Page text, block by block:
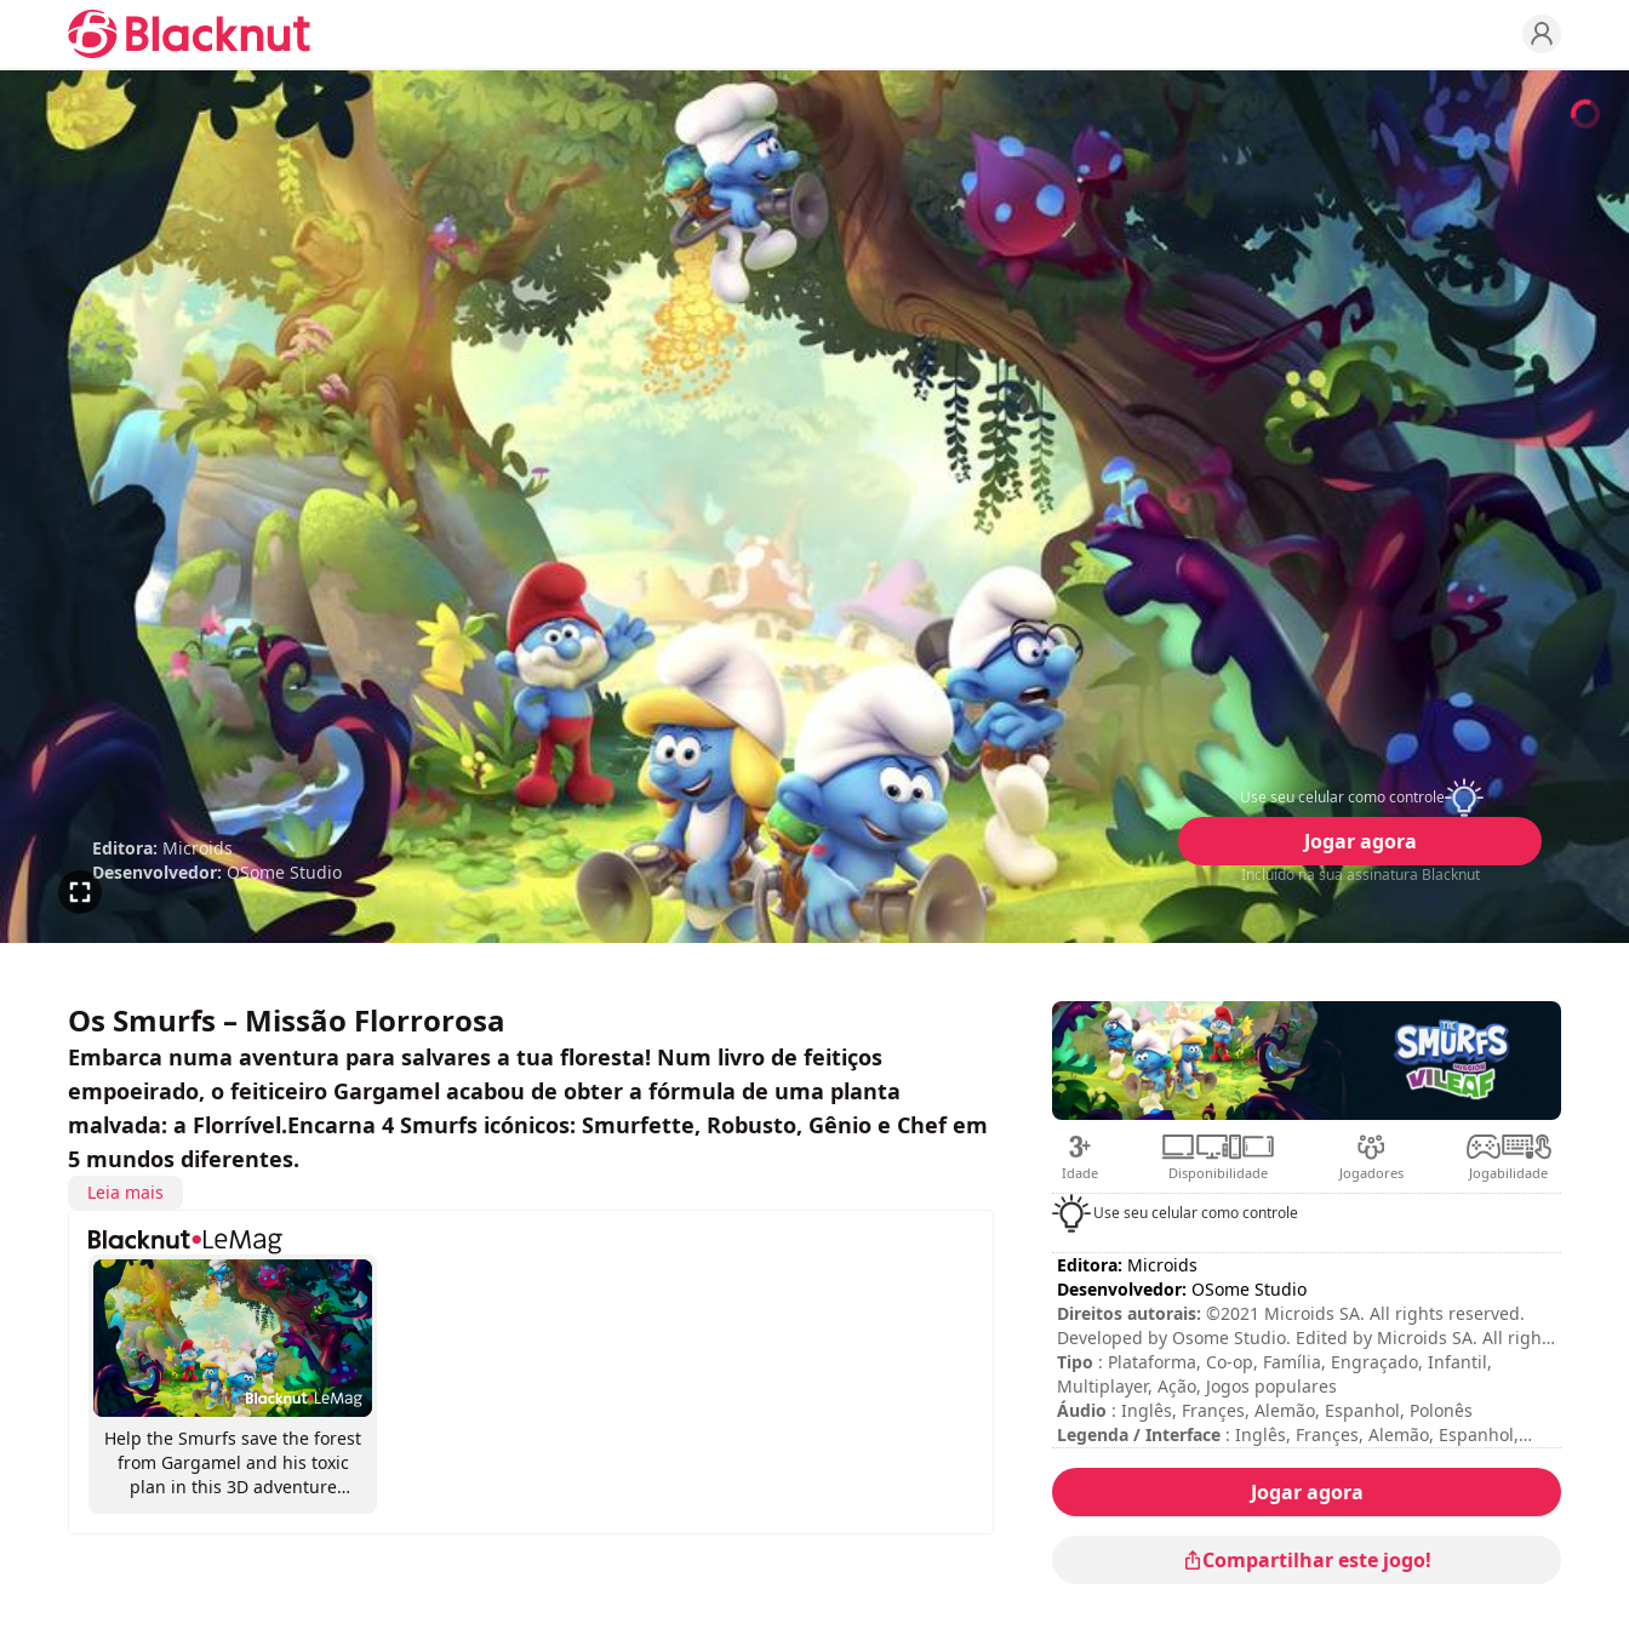
Editora: Microids
Desenvolvedor: OSome Studio
Use seu celular como controle
Jogar agora
Incluído na sua assinatura Blacknut
Os Smurfs – Missão Florrorosa
Embarca numa aventura para salvares a tua floresta! Num livro de feitiços
empoeirado, o feiticeiro Gargamel acabou de obter a fórmula de uma planta
malvada: a Florrível.Encarna 4 Smurfs icónicos: Smurfette, Robusto, Gênio e Chef em
5 mundos diferentes.
Leia mais
Help the Smurfs save the forest
from Gargamel and his toxic
plan in this 3D adventure
Idade Disponibilidade Jogadores Jogabilidade
Use seu celular como controle
Editora: Microids
Desenvolvedor: OSome Studio
Direitos autorais: ©2021 Microids SA. All rights reserved.
Developed by Osome Studio. Edited by Microids SA. All rights
reserved. Peyo – 2020 – Licensed through I.M.P.S. (Brussels) –
www.smurf.com
Tipo : Plataforma, Co-op, Família, Engraçado, Infantil,
Multiplayer, Ação, Jogos populares
Áudio : Inglês, Françes, Alemão, Espanhol, Polonês
Legenda / Interface : Inglês, Françes, Alemão, Espanhol,
Romena, Dinamarquês, Finlandês, Sueco, Norueguês, Turco,
Chinês, Japonês, Coreano
: 8h
Jogar agora
Compartilhar este jogo!